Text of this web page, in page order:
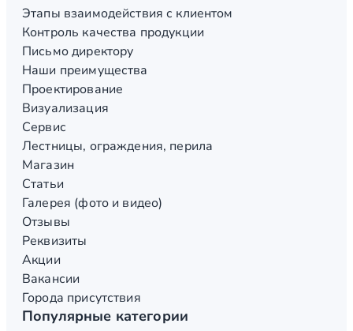
Этапы взаимодействия с клиентом
Контроль качества продукции
Письмо директору
Наши преимущества
Проектирование
Визуализация
Сервис
Лестницы, ограждения, перила
Магазин
Статьи
Галерея (фото и видео)
Отзывы
Реквизиты
Акции
Вакансии
Города присутствия
Популярные категории